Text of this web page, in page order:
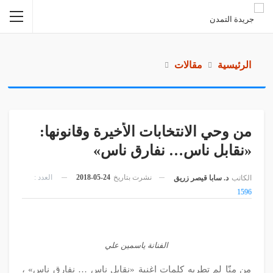
الرئيسية مقالات
من وحي الانتخابات الأخيرة وقانونها:
«نقابل ناس… نفارق ناس»
الكاتب د. سابا قيصر زريق نشرت بتاريخ 24-05-2018
العدد :
1596
الفنانة ياسمين علي
من مِنّا لم تطربه كلمات اغنية «نقابل ناس … نفارق ناس» ،